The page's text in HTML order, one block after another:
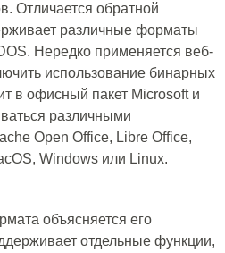
Отличается обратной
различные форматы
Нередко применяется веб-
использование бинарных
в офисный пакет Microsoft и
различными
Open Office, Libre Office,
Windows или Linux.
объясняется его
отдельные функции,